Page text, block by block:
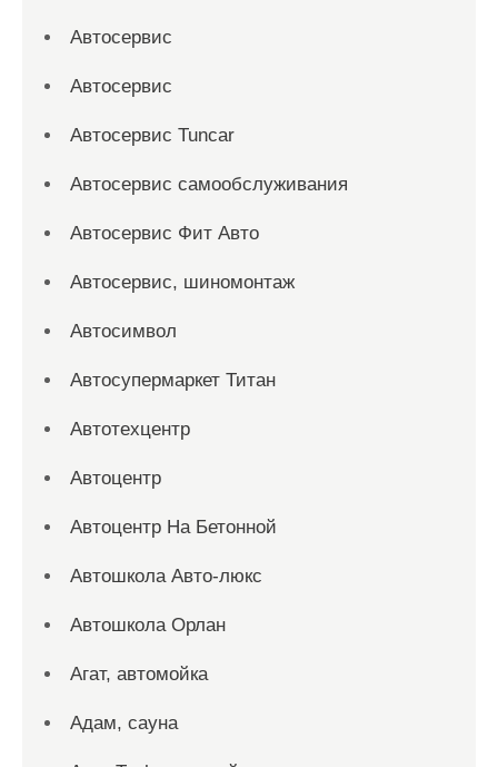
Автосервис
Автосервис
Автосервис Tuncar
Автосервис самообслуживания
Автосервис Фит Авто
Автосервис, шиномонтаж
Автосимвол
Автосупермаркет Титан
Автотехцентр
Автоцентр
Автоцентр На Бетонной
Автошкола Авто-люкс
Автошкола Орлан
Агат, автомойка
Адам, сауна